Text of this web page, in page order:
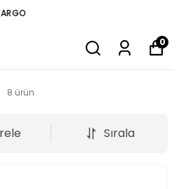
ÜCRETSIZ KARGO
0
8 ürün
Sırala